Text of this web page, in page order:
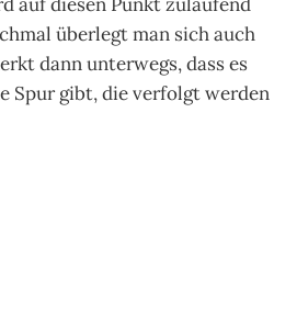
überlegt man sich auch
dann unterwegs, dass es
Spur gibt, die verfolgt werden